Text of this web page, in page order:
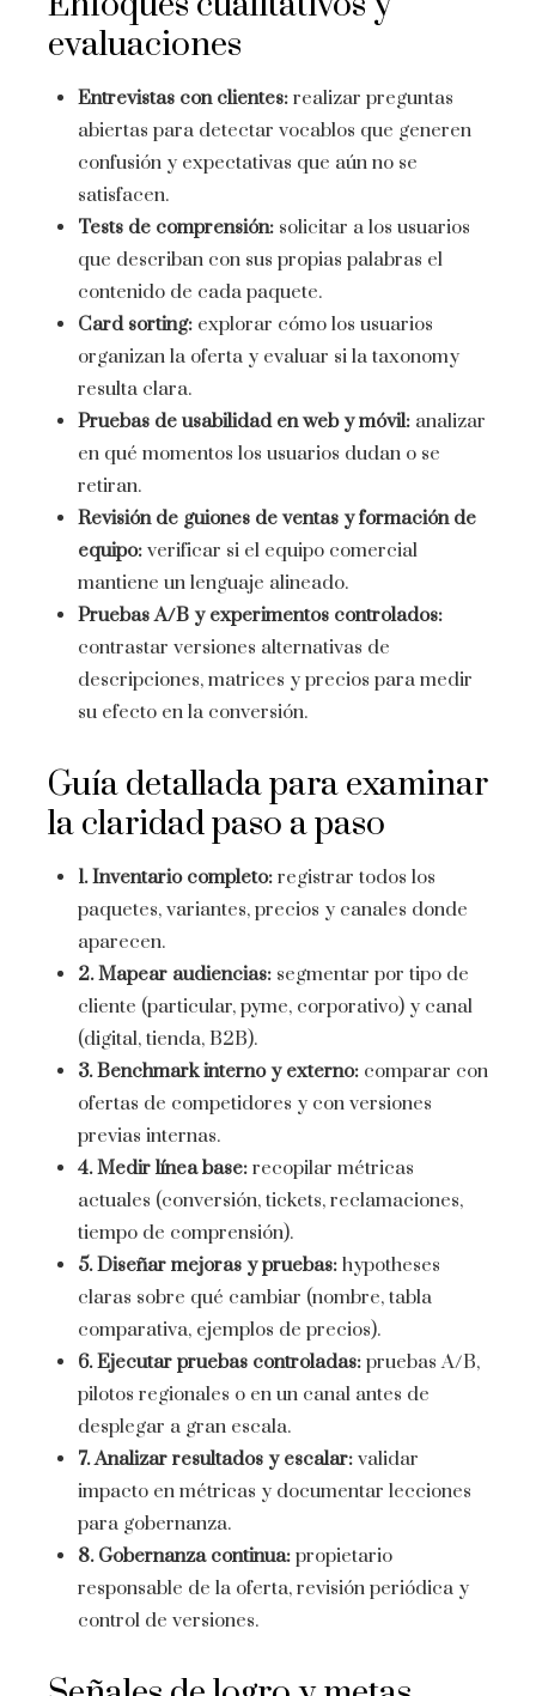
evaluaciones
Entrevistas con clientes: realizar preguntas
abiertas para detectar vocablos que generen
confusión y expectativas que aún no se
satisfacen.
Tests de comprensión: solicitar a los usuarios
que describan con sus propias palabras el
contenido de cada paquete.
Card sorting: explorar cómo los usuarios
organizan la oferta y evaluar si la taxonomy
resulta clara.
Pruebas de usabilidad en web y móvil: analizar
en qué momentos los usuarios dudan o se
retiran.
Revisión de guiones de ventas y formación de
equipo: verificar si el equipo comercial
mantiene un lenguaje alineado.
Pruebas A/B y experimentos controlados:
contrastar versiones alternativas de
descripciones, matrices y precios para medir
su efecto en la conversión.
Guía detallada para examinar
la claridad paso a paso
1. Inventario completo: registrar todos los
paquetes, variantes, precios y canales donde
aparecen.
2. Mapear audiencias: segmentar por tipo de
cliente (particular, pyme, corporativo) y canal
(digital, tienda, B2B).
3. Benchmark interno y externo: comparar con
ofertas de competidores y con versiones
previas internas.
4. Medir línea base: recopilar métricas
actuales (conversión, tickets, reclamaciones,
tiempo de comprensión).
5. Diseñar mejoras y pruebas: hypotheses
claras sobre qué cambiar (nombre, tabla
comparativa, ejemplos de precios).
6. Ejecutar pruebas controladas: pruebas A/B,
pilotos regionales o en un canal antes de
desplegar a gran escala.
7. Analizar resultados y escalar: validar
impacto en métricas y documentar lecciones
para gobernanza.
8. Gobernanza continua: propietario
responsable de la oferta, revisión periódica y
control de versiones.